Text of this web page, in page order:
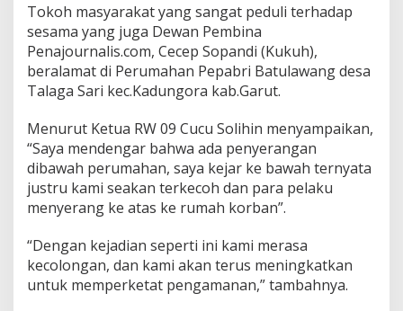
Tokoh masyarakat yang sangat peduli terhadap
sesama yang juga Dewan Pembina
Penajournalis.com, Cecep Sopandi (Kukuh),
beralamat di Perumahan Pepabri Batulawang desa
Talaga Sari kec.Kadungora kab.Garut.
Menurut Ketua RW 09 Cucu Solihin menyampaikan,
“Saya mendengar bahwa ada penyerangan
dibawah perumahan, saya kejar ke bawah ternyata
justru kami seakan terkecoh dan para pelaku
menyerang ke atas ke rumah korban”.
“Dengan kejadian seperti ini kami merasa
kecolongan, dan kami akan terus meningkatkan
untuk memperketat pengamanan,” tambahnya.